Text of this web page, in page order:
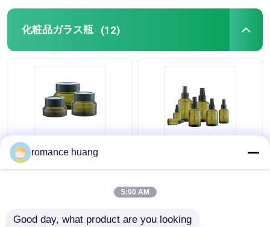
パウダー コンパクトの箱
化粧品のペンの包装
空のアイライナーのびん
アイシャドウの構造の場合
化粧品ガラス瓶 (12)
クリーム色の化粧品の
ガラス ビン15ml 30ml
のためのクリーム色の
ンプびん
romance huang
5:00 AM
Good day, what product are you looking